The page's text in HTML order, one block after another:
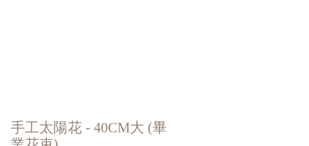
手工太陽花 - 40CM大 (畢